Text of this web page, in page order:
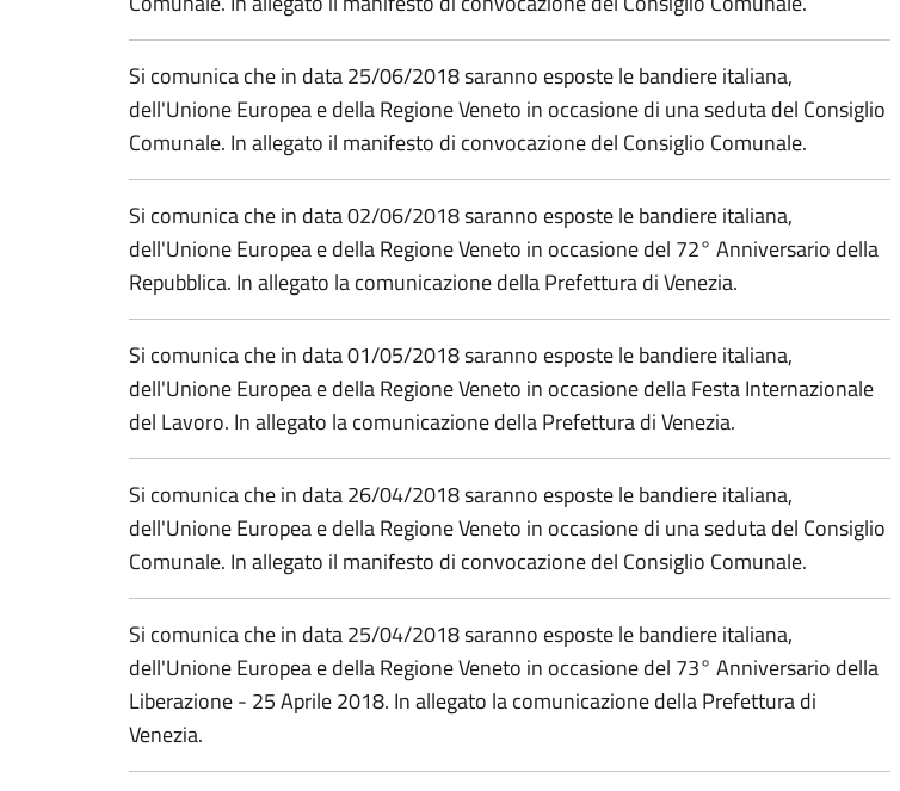
Si comunica che in data 25/06/2018 saranno esposte le bandiere italiana,
dell'Unione Europea e della Regione Veneto in occasione di una seduta del Consiglio
Comunale. In allegato il manifesto di convocazione del Consiglio Comunale.
Si comunica che in data 02/06/2018 saranno esposte le bandiere italiana,
dell'Unione Europea e della Regione Veneto in occasione del 72° Anniversario della
Repubblica. In allegato la comunicazione della Prefettura di Venezia.
Si comunica che in data 01/05/2018 saranno esposte le bandiere italiana,
dell'Unione Europea e della Regione Veneto in occasione della Festa Internazionale
del Lavoro. In allegato la comunicazione della Prefettura di Venezia.
Si comunica che in data 26/04/2018 saranno esposte le bandiere italiana,
dell'Unione Europea e della Regione Veneto in occasione di una seduta del Consiglio
Comunale. In allegato il manifesto di convocazione del Consiglio Comunale.
Si comunica che in data 25/04/2018 saranno esposte le bandiere italiana,
dell'Unione Europea e della Regione Veneto in occasione del 73° Anniversario della
Liberazione - 25 Aprile 2018. In allegato la comunicazione della Prefettura di
Venezia.